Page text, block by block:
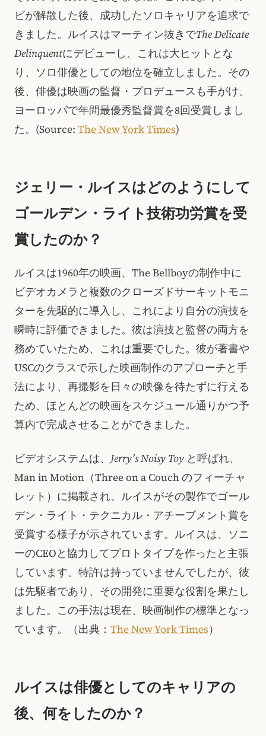
ビが解散した後、成功したソロキャリアを追求で
きました。ルイスはマーティン抜きでThe Delicate
Delinquentにデビューし、これは大ヒットとな
り、ソロ俳優としての地位を確立しました。その
後、俳優は映画の監督・プロデュースも手がけ、
ヨーロッパで年間最優秀監督賞を8回受賞しまし
た。(Source: The New York Times)
ジェリー・ルイスはどのようにして
ゴールデン・ライト技術功労賞を受
賞したのか？
ルイスは1960年の映画、The Bellboyの制作中に
ビデオカメラと複数のクローズドサーキットモニ
ターを先駆的に導入し、これにより自分の演技を
瞬時に評価できました。彼は演技と監督の両方を
務めていたため、これは重要でした。彼が著書や
USCのクラスで示した映画制作のアプローチと手
法により、再撮影を日々の映像を待たずに行える
ため、ほとんどの映画をスケジュール通りかつ予
算内で完成させることができました。
ビデオシステムは、 Jerry’s Noisy Toy と呼ばれ、
Man in Motion（Three on a Couch のフィーチャ
レット）に掲載され、ルイスがその製作でゴール
デン・ライト・テクニカル・アチーブメント賞を
受賞する様子が示されています。ルイスは、ソニ
ーのCEOと協力してプロトタイプを作ったと主張
しています。特許は持っていませんでしたが、彼
は先駆者であり、その開発に重要な役割を果たし
ました。この手法は現在、映画制作の標準となっ
ています。（出典： The New York Times）
ルイスは俳優としてのキャリアの
後、何をしたのか？